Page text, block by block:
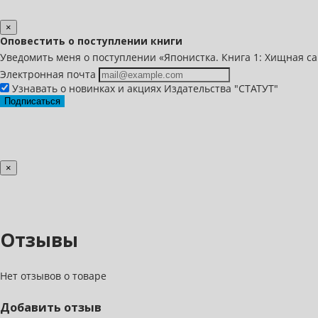
×
Оповестить о поступлении книги
Уведомить меня о поступлении «Японистка. Книга 1: Хищная
Электронная почта
Узнавать о новинках и акциях Издательства "СТАТУТ"
Подписаться
×
Отзывы
Нет отзывов о товаре
Добавить отзыв